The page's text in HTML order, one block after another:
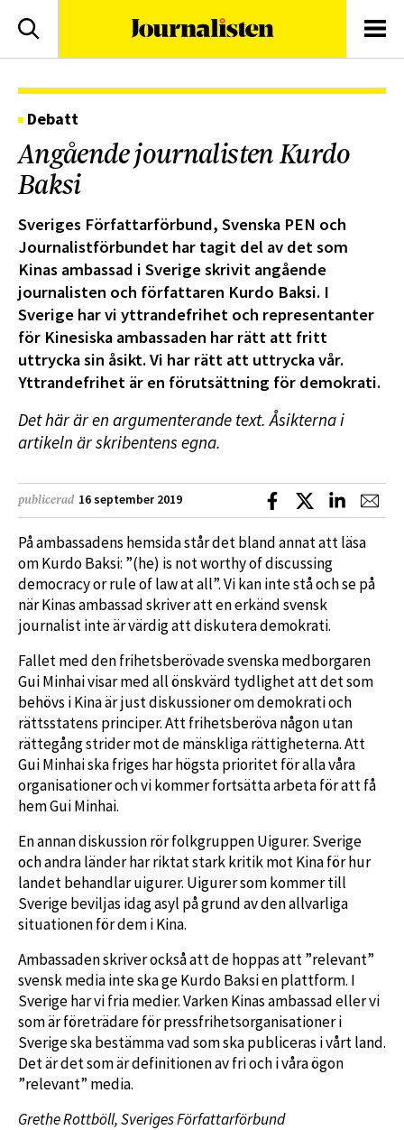
Sök
Debatt
Angående journalisten Kurdo
Baksi
Sveriges Författarförbund, Svenska PEN och
Journalistförbundet har tagit del av det som
Kinas ambassad i Sverige skrivit angående
journalisten och författaren Kurdo Baksi. I
Sverige har vi yttrandefrihet och representanter
för Kinesiska ambassaden har rätt att fritt
uttrycka sin åsikt. Vi har rätt att uttrycka vår.
Yttrandefrihet är en förutsättning för demokrati.
Det här är en argumenterande text. Åsikterna i
artikeln är skribentens egna.
publicerad 16 september 2019 Dela på Facebook
Dela på XDela på
På ambassadens hemsida står det bland annat att läsa
om Kurdo Baksi: ”(he) is not worthy of discussing
democracy or rule of law at all”. Vi kan inte stå och se på
när Kinas ambassad skriver att en erkänd svensk
journalist inte är värdig att diskutera demokrati.
Fallet med den frihetsberövade svenska medborgaren
Gui Minhai visar med all önskvärd tydlighet att det som
behövs i Kina är just diskussioner om demokrati och
rättsstatens principer. Att frihetsberöva någon utan
rättegång strider mot de mänskliga rättigheterna. Att
Gui Minhai ska friges har högsta prioritet för alla våra
organisationer och vi kommer fortsätta arbeta för att få
hem Gui Minhai.
En annan diskussion rör folkgruppen Uigurer. Sverige
och andra länder har riktat stark kritik mot Kina för hur
landet behandlar uigurer. Uigurer som kommer till
Sverige beviljas idag asyl på grund av den allvarliga
situationen för dem i Kina.
Ambassaden skriver också att de hoppas att ”relevant”
svensk media inte ska ge Kurdo Baksi en plattform. I
Sverige har vi fria medier. Varken Kinas ambassad eller vi
som är företrädare för pressfrihetsorganisationer i
Sverige ska bestämma vad som ska publiceras i vårt land.
Det är det som är definitionen av fri och i våra ögon
”relevant” media.
Grethe Rottböll, Sveriges Författarförbund